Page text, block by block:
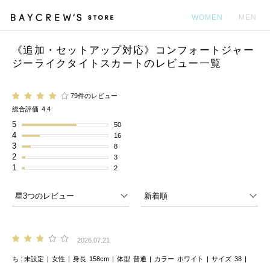
WOMEN MEN
《追加・セットアップ対応》コンフォートジャー
ジーライクタイトスカートのレビュー一覧
79件のレビュー
総合評価 4.4
5 50
4 16
3 8
2 3
1 2
2026.07.21
ち 未設定 女性 身長 158cm 体型 普通 カラー ホワイト サイズ 38